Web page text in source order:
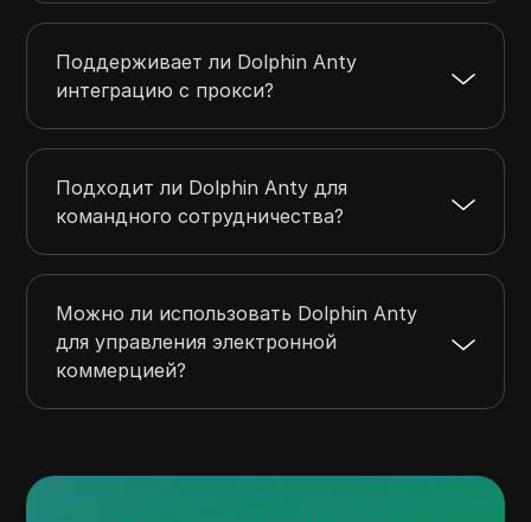
Поддерживает ли Dolphin Anty
интеграцию с прокси?
Подходит ли Dolphin Anty для
командного сотрудничества?
Можно ли использовать Dolphin Anty
для управления электронной
коммерцией?